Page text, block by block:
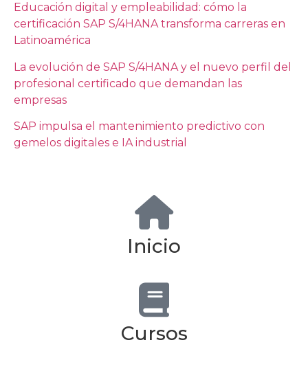
Educación digital y empleabilidad: cómo la
certificación SAP S/4HANA transforma carreras en
Latinoamérica
La evolución de SAP S/4HANA y el nuevo perfil del
profesional certificado que demandan las
empresas
SAP impulsa el mantenimiento predictivo con
gemelos digitales e IA industrial
Inicio
Cursos